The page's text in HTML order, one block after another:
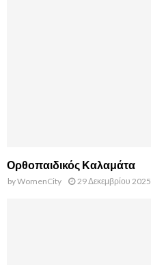
Ορθοπαιδικός Καλαμάτα
byWomenCity 29 Δεκεμβρίου 2025